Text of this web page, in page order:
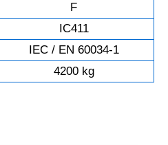
F
IC411
IEC / EN 60034-1
4200 kg